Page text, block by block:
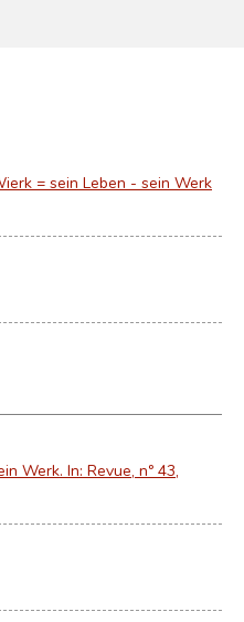
= sein Leben - sein Werk
Werk. In: Revue, nº 43,